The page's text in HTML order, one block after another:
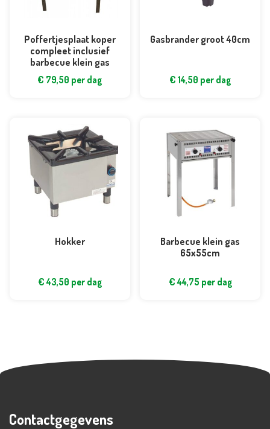
Poffertjesplaat koper
compleet inclusief
barbecue klein gas
€ 79,50 per dag
Gasbrander groot 40cm
€ 14,50 per dag
Hokker
€43,50 per dag
Barbecue klein gas
65x55cm
€44,75 per dag
Contactgegevens